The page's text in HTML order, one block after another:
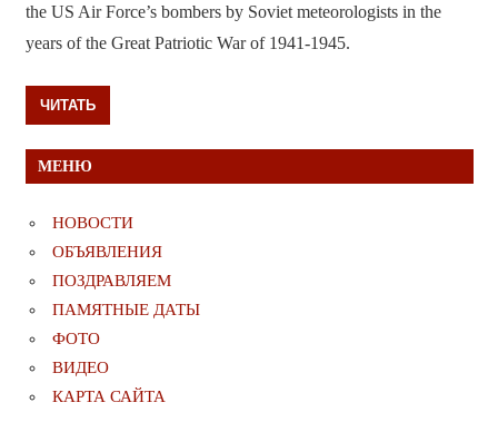
the US Air Force’s bombers by Soviet meteorologists in the
years of the Great Patriotic War of 1941-1945.
ЧИТАТЬ
МЕНЮ
НОВОСТИ
ОБЪЯВЛЕНИЯ
ПОЗДРАВЛЯЕМ
ПАМЯТНЫЕ ДАТЫ
ФОТО
ВИДЕО
КАРТА САЙТА